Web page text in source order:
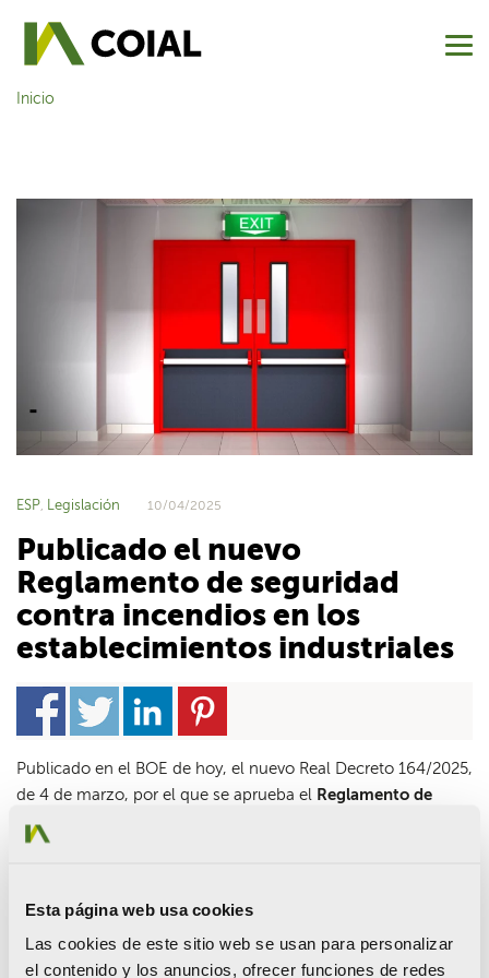
Esta página web usa cookies
Las cookies de este sitio web se usan para personalizar
el contenido y los anuncios, ofrecer funciones de redes
Inicio
ESP, Legislación 10/04/2025
Publicado el nuevo
Reglamento de seguridad
contra incendios en los
establecimientos industriales
Publicado en el BOE de hoy, el nuevo Real Decreto 164/2025,
de 4 de marzo, por el que se aprueba el Reglamento de
seguridad contra incendios en los establecimientos
industriales.
normativo relativo a la protección contra incendios, para lo
cual se aprueba un nuevo Reglamento de seguridad contra
incendios en los establecimientos industriales (en adelante,